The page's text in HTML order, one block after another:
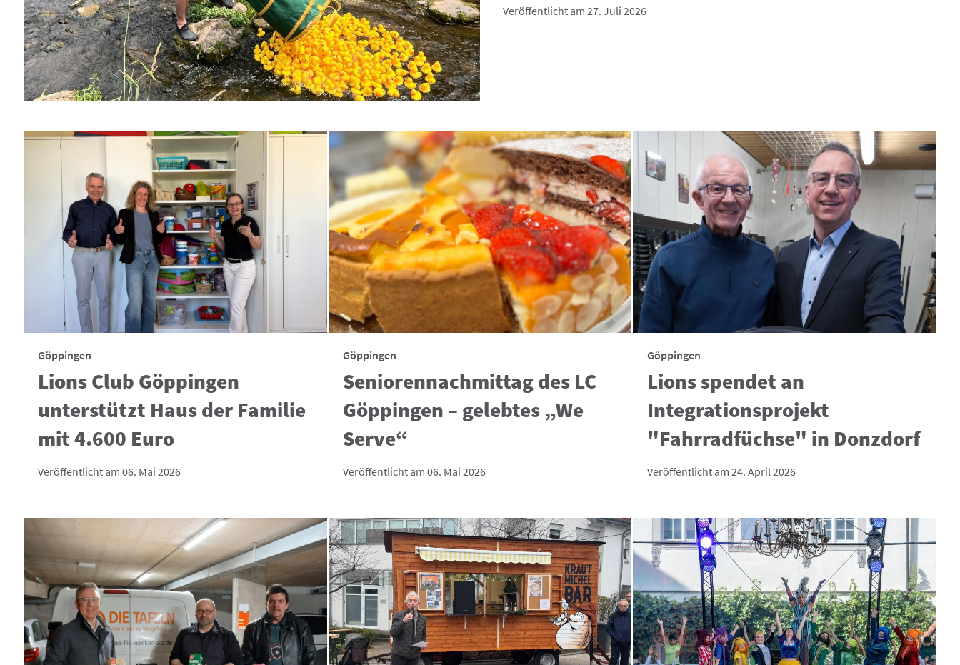
Veröffentlicht am 27. Juli 2026
Göppingen
Lions Club Göppingen
unterstützt Haus der Familie
mit 4.600 Euro
Veröffentlicht am 06. Mai 2026
Göppingen
Seniorennachmittag des LC
Göppingen – gelebtes „We
Serve“
Veröffentlicht am 06. Mai 2026
Göppingen
Lions spendet an
Integrationsprojekt
"Fahrradfüchse" in Donzdorf
Veröffentlicht am 24. April 2026